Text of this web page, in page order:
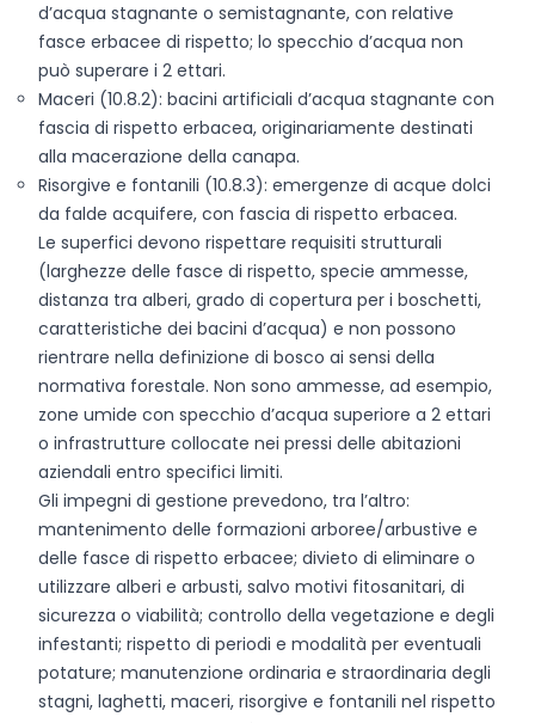
d’acqua stagnante o semistagnante, con relative
fasce erbacee di rispetto; lo specchio d’acqua non
può superare i 2 ettari.
Maceri (10.8.2): bacini artificiali d’acqua stagnante con
fascia di rispetto erbacea, originariamente destinati
alla macerazione della canapa.
Risorgive e fontanili (10.8.3): emergenze di acque dolci
da falde acquifere, con fascia di rispetto erbacea.
Le superfici devono rispettare requisiti strutturali
(larghezze delle fasce di rispetto, specie ammesse,
distanza tra alberi, grado di copertura per i boschetti,
caratteristiche dei bacini d’acqua) e non possono
rientrare nella definizione di bosco ai sensi della
normativa forestale. Non sono ammesse, ad esempio,
zone umide con specchio d’acqua superiore a 2 ettari
o infrastrutture collocate nei pressi delle abitazioni
aziendali entro specifici limiti.
Gli impegni di gestione prevedono, tra l’altro:
mantenimento delle formazioni arboree/arbustive e
delle fasce di rispetto erbacee; divieto di eliminare o
utilizzare alberi e arbusti, salvo motivi fitosanitari, di
sicurezza o viabilità; controllo della vegetazione e degli
infestanti; rispetto di periodi e modalità per eventuali
potature; manutenzione ordinaria e straordinaria degli
stagni, laghetti, maceri, risorgive e fontanili nel rispetto